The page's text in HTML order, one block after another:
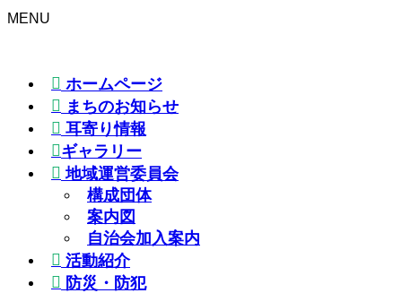
MENU
ホームページ
まちのお知らせ
耳寄り情報
ギャラリー
地域運営委員会
構成団体
案内図
自治会加入案内
活動紹介
防災・防犯